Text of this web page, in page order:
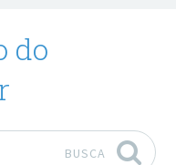
BUSCA